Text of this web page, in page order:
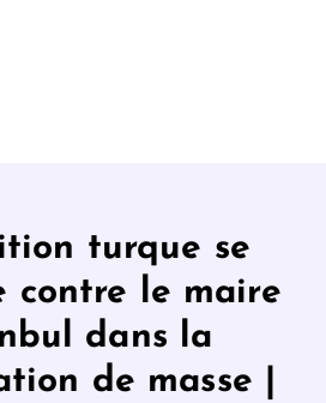
turque se
contre le maire
dans la
de masse |